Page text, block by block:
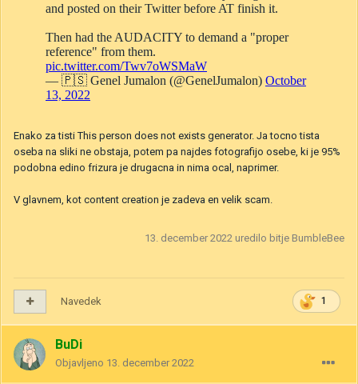
Enako za tisti This person does not exists generator. Ja tocno tista
oseba na sliki ne obstaja, potem pa najdes fotografijo osebe, ki je 95%
podobna edino frizura je drugacna in nima ocal, naprimer.
V glavnem, kot content creation je zadeva en velik scam.
13. december 2022 uredilo bitje BumbleBee
1
Navedek
BuDi
Objavljeno 13. december 2022